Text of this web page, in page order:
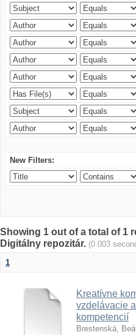
New Filters:
Showing 1 out of a total of 1
Digitálny repozitár. (0.003
1
Kreatívne
vzdelávacie
kompetencií
Brestenská,